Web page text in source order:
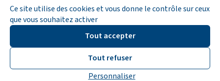
AccessibilitéMentions légalesPlan du site
Gestion des cookies
Ce site utilise des cookies et vous donne le contrôle sur ceux
que vous souhaitez activer
Tout accepter
Tout refuser
Personnaliser